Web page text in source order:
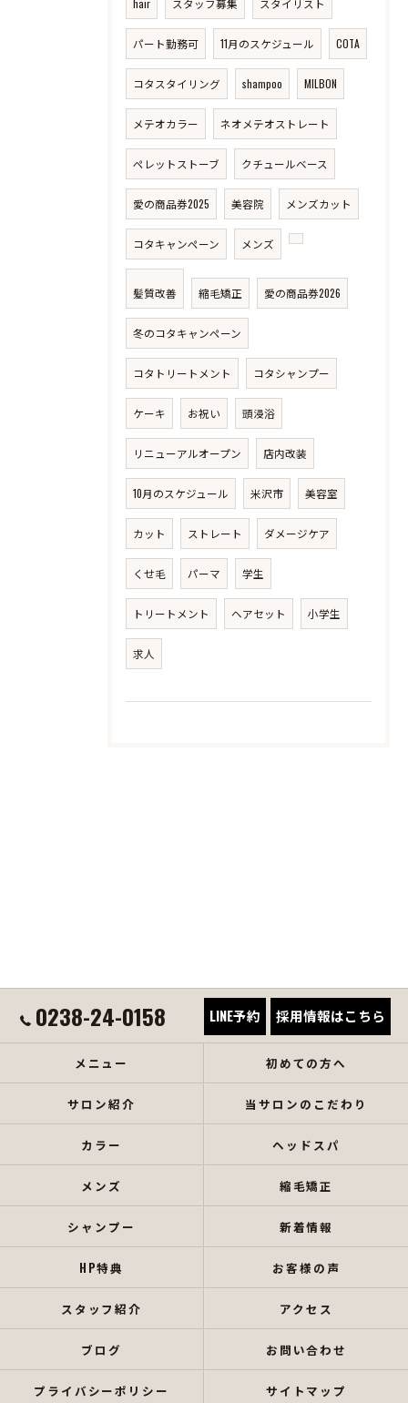
hair スタッフ募集 スタイリスト
パート勤務可 11月のスケジュール COTA
コタスタイリング shampoo MILBON
メテオカラー ネオメテオストレート
ペレットストーブ クチュールベース
愛の商品券2025 美容院 メンズカット
コタキャンペーン メンズ
髪質改善 縮毛矯正 愛の商品券2026
冬のコタキャンペーン
コタトリートメント コタシャンプー
ケーキ お祝い 頭浸浴
リニューアルオープン 店内改装
10月のスケジュール 米沢市 美容室
カット ストレート ダメージケア
くせ毛 パーマ 学生
トリートメント ヘアセット 小学生
求人
0238-24-0158 LINE予約 採用情報はこちら
メニュー 初めての方へ
サロン紹介 当サロンのこだわり
カラー ヘッドスパ
メンズ 縮毛矯正
シャンプー 新着情報
HP特典 お客様の声
スタッフ紹介 アクセス
ブログ お問い合わせ
プライバシーポリシー サイトマップ